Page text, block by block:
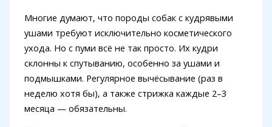
Многие думают, что породы собак с кудрявыми
ушами требуют исключительно косметического
ухода. Но с пуми всё не так просто. Их кудри
склонны к спутыванию, особенно за ушами и
подмышками. Регулярное вычёсывание (раз в
неделю хотя бы), а также стрижка каждые 2–3
месяца — обязательны.